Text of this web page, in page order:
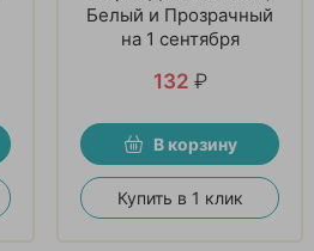
Белый и Прозрачный
на 1 сентября
132 ₽
В корзину
Купить в 1 клик